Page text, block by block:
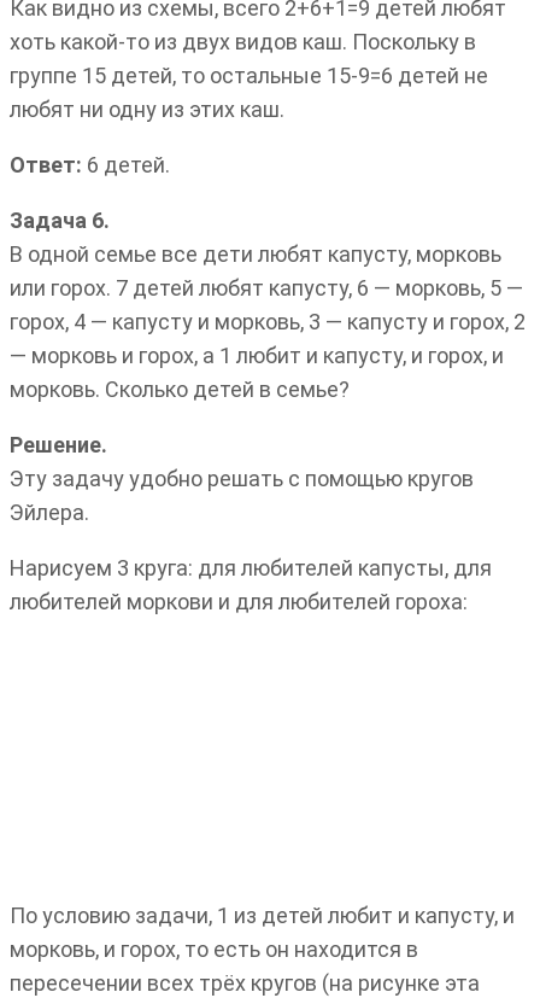
Как видно из схемы, всего 2+6+1=9 детей любят
хоть какой-то из двух видов каш. Поскольку в
группе 15 детей, то остальные 15-9=6 детей не
любят ни одну из этих каш.
Ответ: 6 детей.
Задача 6.
В одной семье все дети любят капусту, морковь
или горох. 7 детей любят капусту, 6 — морковь, 5 —
горох, 4 — капусту и морковь, 3 — капусту и горох, 2
— морковь и горох, а 1 любит и капусту, и горох, и
морковь. Сколько детей в семье?
Решение.
Эту задачу удобно решать с помощью кругов
Эйлера.
Нарисуем 3 круга: для любителей капусты, для
любителей моркови и для любителей гороха:
По условию задачи, 1 из детей любит и капусту, и
морковь, и горох, то есть он находится в
пересечении всех трёх кругов (на рисунке эта